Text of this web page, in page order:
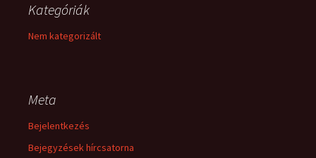
Kategóriák
Nem kategorizált
Meta
Bejelentkezés
Bejegyzések hírcsatorna